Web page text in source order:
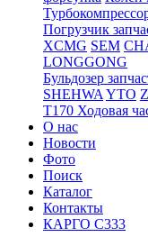
Погрузчик
XCMG SEM
LONGGONG
Бульдозер
SHEHWA YTO
T170 Ходовая
О нас
Новости
Фото
Поиск
Каталог
Контакты
КАРГО С333